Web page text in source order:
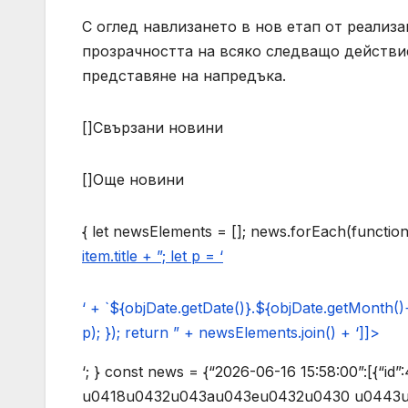
С оглед навлизането в нов етап от
прозрачността на всяко следващо
представяне на напредъка.
[]Свързани новини
[]Още новини
{ let newsElements = [];
item.title + ”; let p = ‘
‘ +
p); }); return ” + newsElements.join() + ‘]]>
‘; } const news = {“2026-06-16 15:58:00”:[{“id”:4810,”title”:”u041cu0438u043du0438u0441u0442u044au0440 u0418u0432u043au043eu0432u0430 u0443u0447u0430u0441u0442u0432u0430 u0432 u0440u0435u0434u043eu0432u043du043e u0437u0430u0441u0435u0434u0430u043du0438u0435 u043du0430 u0421u044au0432u0435u0442u0430 u043du0430 u043cu0438u043du0438u0441u0442u0440u0438u0442u0435 u043du0430 u0437u0434u0440u0430u0432u0435u043eu043fu0430u0437u0432u0430u043du0435u0442u043e u043du0430 u0434u044au0440u0436u0430u0432u0438u0442u0435 u0447u043bu0435u043du043au0438 u043du0430 u0415u0421″,”date”:”2026-06-16 15:58:00″,”url”:”novini/aktualno/4810″}],”2026-06-13 13:14:00″:[{“id”:4809,”title”:”u041cu0438u043du0438u0441u0442u044au0440 u041au0430u0442u044f u0418u0432u043au043eu0432u0430 u0440u0435u0430u043bu0438u0437u0438u0440u0430 u043fu043eu0441u0435u0449u0435u043du0438u0435 u0432 u041cu0411u0410u041b u041fu0435u0440u043du0438u043a”,”date”:”2026-06-13 13:14:00″,”url”:”novini/aktualno/4809″}],”2026-06-13 11:06:00″:[{“id”:4808,”title”:”u041cu0438u043du0438u0441u0442u044au0440 u0418u0432u043au043eu0432u0430 u0440u0430u0437u043fu043eu0440u0435u0434u0438 u0441u043fu0435u0448u043du0438 u043fu0440u043eu0432u0435u0440u043au0438 u043du0430 u0418u0437u043fu044au043bu043du0438u0442u0435u043bu043du0430 u0430u0433u0435u043du0446u0438u044f u201eu041cu0435u0434u0438u0446u0438u043du0441u043au0438 u043du0430u0434u0437u043eu0440u201c u0432 u0422u044au0440u0433u043eu0432u0438u0449u0435 u0438 u0421u043bu0438u0432u0435u043d”,”date”:”2026-06-13 11:06:00″,”url”:”novini/aktualno/4808″}],”2026-06-12 18:25:00″:[{“id”:4807,”title”:”u041cu0438u043du0438u0441u0442u044au0440 u0418u0432u043au043eu0432u0430: u041cu0438u043du0438u0441u0442u0435u0440u0441u0442u0432u043eu0442u043e u043du0430 u0437u0434u0440u0430u0432u0435u043eu043fu0430u0437u0432u0430u043du0435u0442u043e u0441u0442u0430u0440u0442u0438u0440u0430 u0441u0435u0440u0438u043eu0437u043du0438 u0440u0435u0444u043eu0440u043cu0438 u0438 u0437u0430u0441u0438u043bu0435u043d u043au043eu043du0442u0440u043eu043b u0432u044au0440u0445u0443 u0431u043eu043bu043du0438u0447u043du0438u044f u0441u0435u043au0442u043eu0440 u0432 u0441u0442u0440u0430u043du0430u0442u0430″,”date”:”2026-06-12 18:25:00″,”url”:”novini/aktualno/4807″}],”2026-06-12 14:14:00″:[{“id”:4799,”title”:”u0412 u0445u043eu0434 u0441u0430 u0431u0435u0437u043fu043bu0430u0442u043du0438u0442u0435 u043au043eu043du0441u0443u043bu0442u0430u0446u0438u0438 u0437u0430 u0442u0443u0431u0435u0440u043au0443u043bu043eu0437u0430 u0432 u0441u0442u0440u0430u043du0430u0442u0430″,”date”:”2026-06-12 14:14:00″,”url”:”novini/aktualno/4799″}],”2026-06-12 13:57:00″:[{“id”:4798,”title”:”u041cu0438u043du0438u0441u0442u0435u0440u0441u0442u0432u043eu0442u043e u043du0430 u0437u0434u0440u0430u0432u0435u043eu043fu0430u0437u0432u0430u043du0435u0442u043e u043du0430u0434u0433u0440u0430u0436u0434u0430 u043fu0440u0438u043bu043eu0436u0435u043du0438u0435u0442u043e u201eu0435u0417u0434u0440u0430u0432u0435u201c u0441 u043du043eu0432u0430 u0444u0443u043du043au0446u0438u043eu043du0430u043bu043du043eu0441u0442 u0437u0430 u0437u0430u0449u0438u0442u0430 u043du0430 u043fu0440u0430u0432u0430u0442u0430 u043du0430 u043fu0430u0446u0438u0435u043du0442u0438u0442u0435″,”date”:”2026-06-12 13:57:00″,”url”:”novini/aktualno/4798″}],”2026-06-10 18:15:00″:[{“id”:4797,”title”:”u041cu0438u043du0438u0441u0442u044au0440 u0418u0432u043au043eu0432u0430: u0422u0435u0436u043au043eu0442u043e u043du0430u0441u043bu0435u0434u0441u0442u0432u043e u043eu0442 u0437u0430u0431u0430u0432u0435u043du043eu0442u043e u0438u0437u043fu044au043bu043du0435u043du0438u0435 u043du0430 u043fu0440u043eu0435u043au0442u0438 u0435 u0444u0430u043au0442, u043du043e u043du0430u0441u0442u043eu044fu0449u0438u044fu0442 u0435u043au0438u043f u043du0430 u041cu0438u043du0438u0441u0442u0435u0440u0441u0442u0432u043eu0442u043e u043du0430 u0437u0434u0440u0430u0432u0435u043eu043fu0430u0437u0432u0430u043du0435u0442u043e u0437u0430 u043fu043eu0441u043bu0435u0434u043du0438u0442u0435 u0442u0440u0438 u0441u0435u0434u043cu0438u0446u0438 u043fu0440u0435u0434u043fu0440u0438u0435